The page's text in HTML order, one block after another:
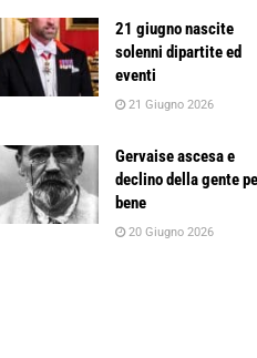
21 giugno nascite
solenni dipartite ed
eventi
21 Giugno 2026
Gervaise ascesa e
declino della gente
bene
20 Giugno 2026